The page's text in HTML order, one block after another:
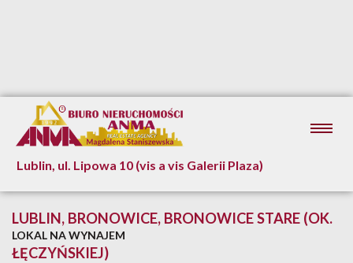
Lublin, ul. Lipowa 10 (vis a vis Galerii Plaza)
LUBLIN, BRONOWICE, BRONOWICE STARE (OK.
ŁĘCZYŃSKIEJ)
LOKAL NA WYNAJEM